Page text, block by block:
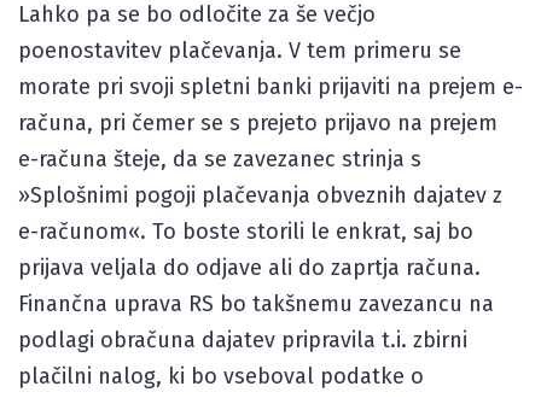
Lahko pa se bo odločite za še večjo
poenostavitev plačevanja. V tem primeru se
morate pri svoji spletni banki prijaviti na prejem e-
računa, pri čemer se s prejeto prijavo na prejem
e-računa šteje, da se zavezanec strinja s
»Splošnimi pogoji plačevanja obveznih dajatev z
e-računom«. To boste storili le enkrat, saj bo
prijava veljala do odjave ali do zaprtja računa.
Finančna uprava RS bo takšnemu zavezancu na
podlagi obračuna dajatev pripravila t.i. zbirni
plačilni nalog, ki bo vseboval podatke o